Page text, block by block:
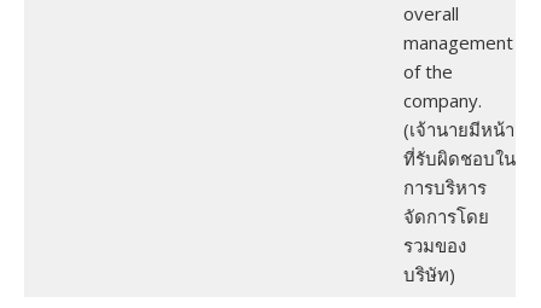
overall
management
of the
company.
(เจ้านายมีหน้า
ที่รับผิดชอบใน
การบริหาร
จัดการโดย
รวมของ
บริษัท)